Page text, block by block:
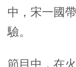
中，宋一國
驗。
節目中，在